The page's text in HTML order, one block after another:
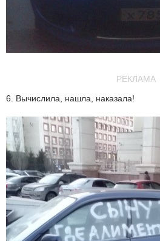
РЕКЛАМА
6. Вычислила, нашла, наказала!